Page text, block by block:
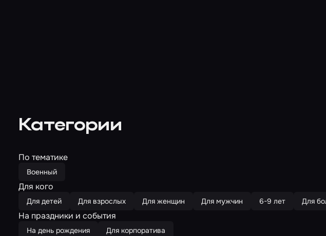
Категории
По тематике
Военный
Для кого
Для детей Для взрослых Для женщин Для мужчин 6-9 лет Для
На праздники и события
На день рождения Для корпоратива